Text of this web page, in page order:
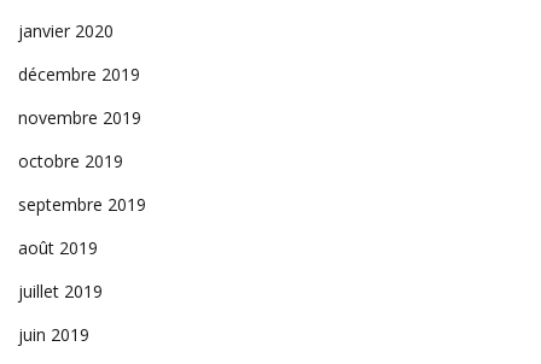
janvier 2020
décembre 2019
novembre 2019
octobre 2019
septembre 2019
août 2019
juillet 2019
juin 2019